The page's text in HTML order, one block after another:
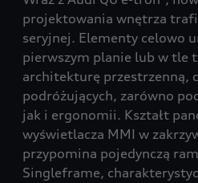
projektowania wnętrza
seryjnej. Elementy celowo
pierwszym planie lub w tle
architekturę przestrzenną,
podróżujących, zarówno
jak i ergonomii. Kształt
wyświetlacza MMI w
przypomina pojedynczą
Singleframe,